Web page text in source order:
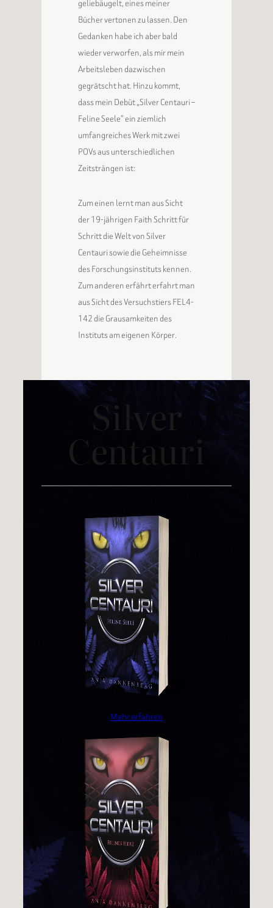
geliebäugelt, eines meiner
Bücher vertonen zu lassen. Den
Gedanken habe ich aber bald
wieder verworfen, als mir mein
Arbeitsleben dazwischen
gegrätscht hat. Hinzu kommt,
dass mein Debüt „Silver Centauri –
Feline Seele“ ein ziemlich
umfangreiches Werk mit zwei
POVs aus unterschiedlichen
Zeitsträngen ist:
Zum einen lernt man aus Sicht
der 19-jährigen Faith Schritt für
Schritt die Welt von Silver
Centauri sowie die Geheimnisse
des Forschungsinstituts kennen.
Zum anderen erfährt erfahrt man
aus Sicht des Versuchstiers FEL4-
142 die Grausamkeiten des
Instituts am eigenen Körper.
Silver
Centauri
Mehr erfahren